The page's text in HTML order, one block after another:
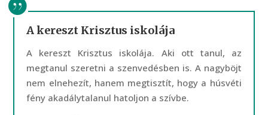
A kereszt Krisztus iskolája
A kereszt Krisztus iskolája. Aki ott tanul, az
megtanul szeretni a szenvedésben is. A nagyböjt
nem elnehezít, hanem megtisztít, hogy a húsvéti
fény akadálytalanul hatoljon a szívbe.